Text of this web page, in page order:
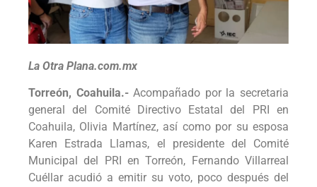
La Otra Plana.com.mx
Torreón, Coahuila.-Acompañado por la secretaria
general del Comité Directivo Estatal del PRI en
Coahuila, Olivia Martínez, así como por su esposa
Karen Estrada Llamas, el presidente del Comité
Municipal del PRI en Torreón, Fernando Villarreal
Cuéllar acudió a emitir su voto, poco después del